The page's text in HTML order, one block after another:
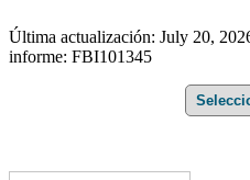
Última actualización: July 20,
informe: FBI101345